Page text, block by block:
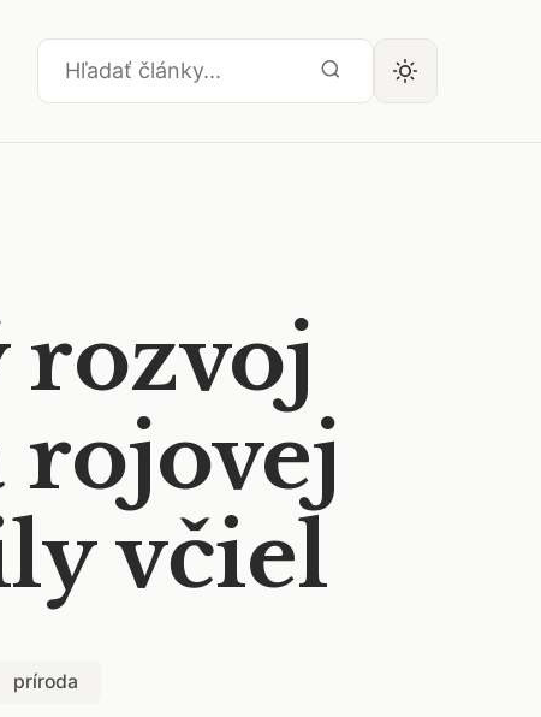
rozvoj
rojovej
včiel
príroda